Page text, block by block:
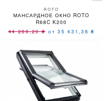
ROTO
МАНСАРДНОЕ ОКНО ROTO
R68C K200
44 289,20₴ от 35 431,36₴